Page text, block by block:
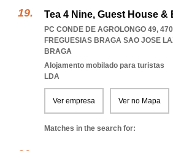
Tea 4 Nine, Guest House &
PC CONDE DE AGROLONGO 49,
FREGUESIAS BRAGA SAO JOSE
BRAGA
Alojamento mobilado para turistas
LDA
Ver empresa Ver no Mapa
Matches in the search for: